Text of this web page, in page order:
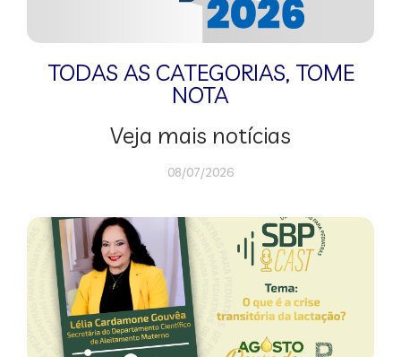
TODAS AS CATEGORIAS, TOME
NOTA
Veja mais notícias
08/07/2026